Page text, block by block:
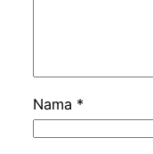
Nama *